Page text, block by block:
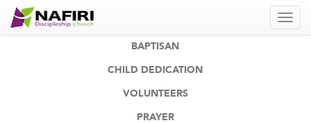
BAPTISAN
CHILD DEDICATION
VOLUNTEERS
PRAYER